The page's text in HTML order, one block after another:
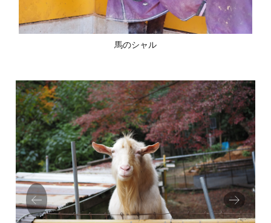
馬のシャル
Prev
ious
Next